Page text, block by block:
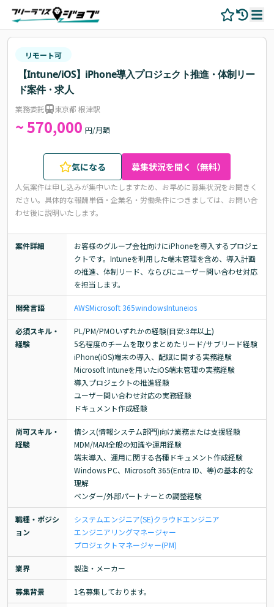
リモート可
【Intune/iOS】iPhone導入プロジェクト推進・体制リー
ド案件・求人
業務委託 東京都 根津駅
~ 570,000 円/月額
気になる 募集状況を聞く（無料）
人気案件は申し込みが集中いたしますため、お早めに募集状況をお聞きく
ださい。 具体的な報酬単価・企業名・労働条件につきましては、お問い合
わせ後に説明いたします。
案件詳細
お客様のグループ会社向けにiPhoneを導入するプロジェ
クトです。Intuneを利用した端末管理を含め、導入計画
の推進、体制リード、ならびにユーザー問い合わせ対応
を担当します。
開発言語 AWSMicrosoft 365windowsIntuneios
必須スキル・
経験
PL/PM/PMOいずれかの経験(目安:3年以上)
5名程度のチームを取りまとめたリード/サブリード経験
iPhone(iOS)端末の導入、配賦に関する実務経験
Microsoft Intuneを用いたiOS端末管理の実務経験
導入プロジェクトの推進経験
ユーザー問い合わせ対応の実務経験
ドキュメント作成経験
尚可スキル・
経験
情シス(情報システム部門)向け業務または支援経験
MDM/MAM全般の知識や運用経験
端末導入、運用に関する各種ドキュメント作成経験
Windows PC、Microsoft 365(Entra ID、等)の基本的な
理解
ベンダー/外部パートナーとの調整経験
職種・ポジシ
ョン
システムエンジニア(SE)クラウドエンジニア
エンジニアリングマネージャー
プロジェクトマネージャー(PM)
業界 製造・メーカー
募集背景 1名募集しております。